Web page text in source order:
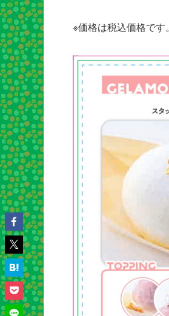
※価格は税込価格です。